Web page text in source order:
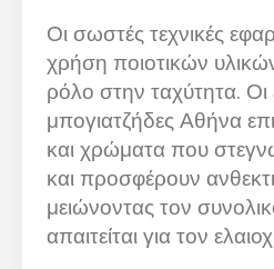
Οι σωστές τεχνικές
χρήση ποιοτικών
ρόλο στην ταχύτητα. Οι
μπογιατζήδες Αθήνα
και χρώματα που
και προσφέρουν
μειώνοντας τον
απαιτείται για τον